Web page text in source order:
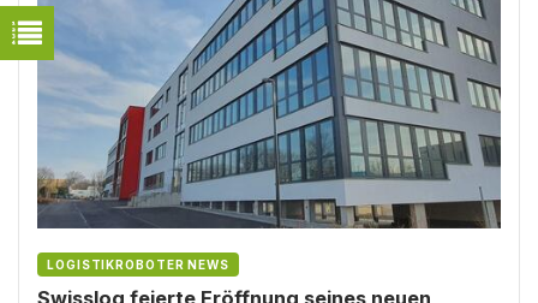
LOGISTIKROBOTER NEWS
Swisslog feierte Eröffnung seines neuen